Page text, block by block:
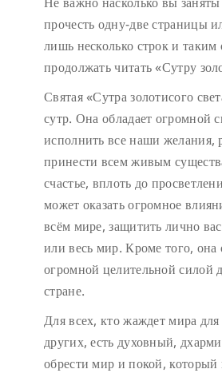
прочесть одну-две страницы
лишь несколько строк и таким
продолжать читать «Сутру
Святая «Сутра золотисого
сутр. Она обладает огромной
исполнить все наши желания,
принести всем живым
счастье, вплоть до
может оказать огромное
всём мире, защитить лично
или весь мир. Кроме того, она
огромной целительной силой
стране.
Для всех, кто жаждет мира для
других, есть духовный,
обрести мир и покой, который